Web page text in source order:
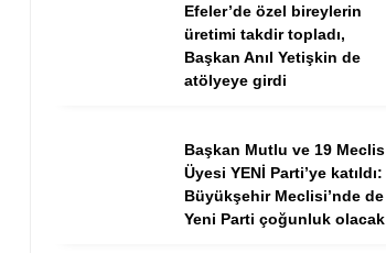
Facebook
Efeler’de özel bireylerin
üretimi takdir topladı,
Başkan Anıl Yetişkin de
atölyeye girdi
Başkan Mutlu ve 19 Meclis
Üyesi YENİ Parti’ye katıldı:
Büyükşehir Meclisi’nde de
Yeni Parti çoğunluk olacak